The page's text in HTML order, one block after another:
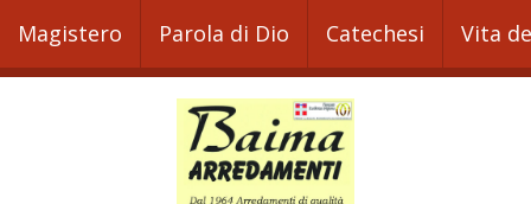
Magistero Parola di Dio Catechesi Vita